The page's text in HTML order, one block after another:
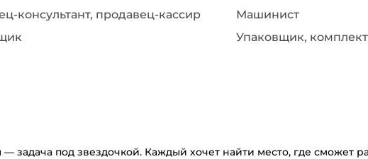
консультант, продавец-кассир
Машинист
Упаковщик,
задача под звездочкой. Каждый хочет найти место, где сможет